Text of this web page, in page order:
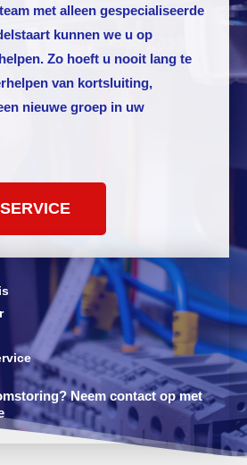
met alleen gespecialiseerde
kunnen we u op
Zo hoeft u nooit lang te
van kortsluiting,
nieuwe groep in uw
Neem contact op met